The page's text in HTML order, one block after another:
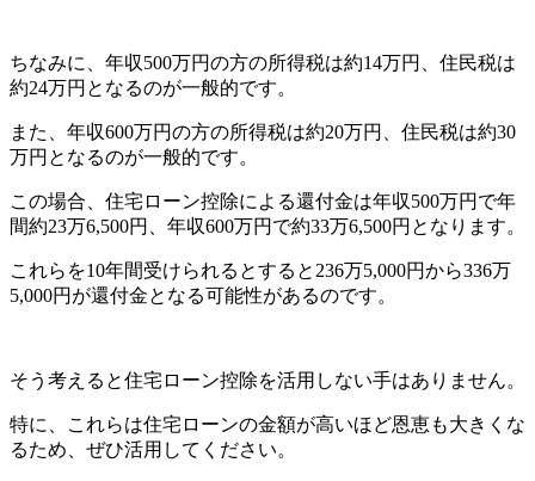
ちなみに、年収500万円の方の所得税は約14万円、住民税は
約24万円となるのが一般的です。
また、年収600万円の方の所得税は約20万円、住民税は約30
万円となるのが一般的です。
この場合、住宅ローン控除による還付金は年収500万円で年
間約23万6,500円、年収600万円で約33万6,500円となります。
これらを10年間受けられるとすると236万5,000円から336万
5,000円が還付金となる可能性があるのです。
そう考えると住宅ローン控除を活用しない手はありません。
特に、これらは住宅ローンの金額が高いほど恩恵も大きくな
るため、ぜひ活用してください。